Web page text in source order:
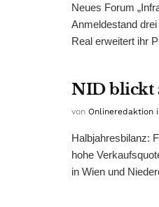
Neues Forum
Anmeldestand
Real erweitert ihr
NID blickt
von Onlineredaktion
Halbjahresbilanz:
hohe
in Wien und